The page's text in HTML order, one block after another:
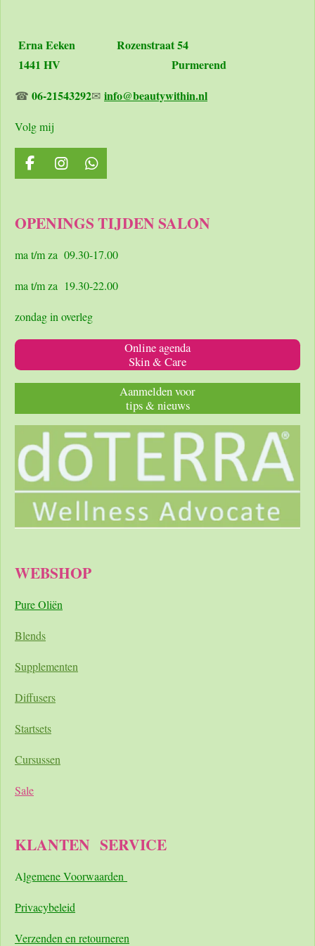
Erna Eeken Rozenstraat 54
1441 HV Purmerend
☎ 06-21543292✉ info@beautywithin.nl
Volg mij
F
a
b
o
I
n
a
r
m
W
h
s
p
OPENINGS TIJDEN SALON
ma t/m za 09.30-17.00
ma t/m za 19.30-22.00
zondag in overleg
Online agenda
Skin & Care
Aanmelden voor
tips & nieuws
WEBSHOP
Pure Oliën
Blends
Supplementen
Diffusers
Startsets
Cursussen
Sale
KLANTEN SERVICE
Algemene Voorwaarden
Privacybeleid
Verzenden en retourneren